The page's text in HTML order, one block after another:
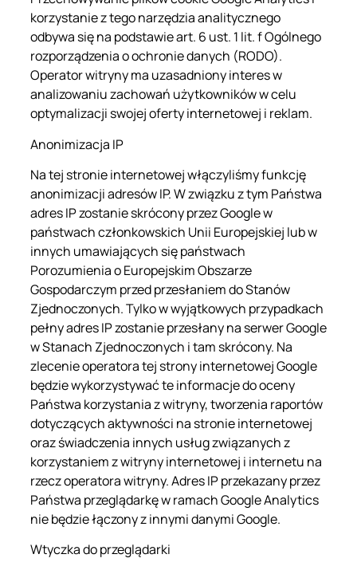
korzystanie z tego narzędzia analitycznego
odbywa się na podstawie art. 6 ust. 1 lit. f Ogólnego
rozporządzenia o ochronie danych (RODO).
Operator witryny ma uzasadniony interes w
analizowaniu zachowań użytkowników w celu
optymalizacji swojej oferty internetowej i reklam.
Anonimizacja IP
Na tej stronie internetowej włączyliśmy funkcję
anonimizacji adresów IP. W związku z tym Państwa
adres IP zostanie skrócony przez Google w
państwach członkowskich Unii Europejskiej lub w
innych umawiających się państwach
Porozumienia o Europejskim Obszarze
Gospodarczym przed przesłaniem do Stanów
Zjednoczonych. Tylko w wyjątkowych przypadkach
pełny adres IP zostanie przesłany na serwer Google
w Stanach Zjednoczonych i tam skrócony. Na
zlecenie operatora tej strony internetowej Google
będzie wykorzystywać te informacje do oceny
Państwa korzystania z witryny, tworzenia raportów
dotyczących aktywności na stronie internetowej
oraz świadczenia innych usług związanych z
korzystaniem z witryny internetowej i internetu na
rzecz operatora witryny. Adres IP przekazany przez
Państwa przeglądarkę w ramach Google Analytics
nie będzie łączony z innymi danymi Google.
Wtyczka do przeglądarki